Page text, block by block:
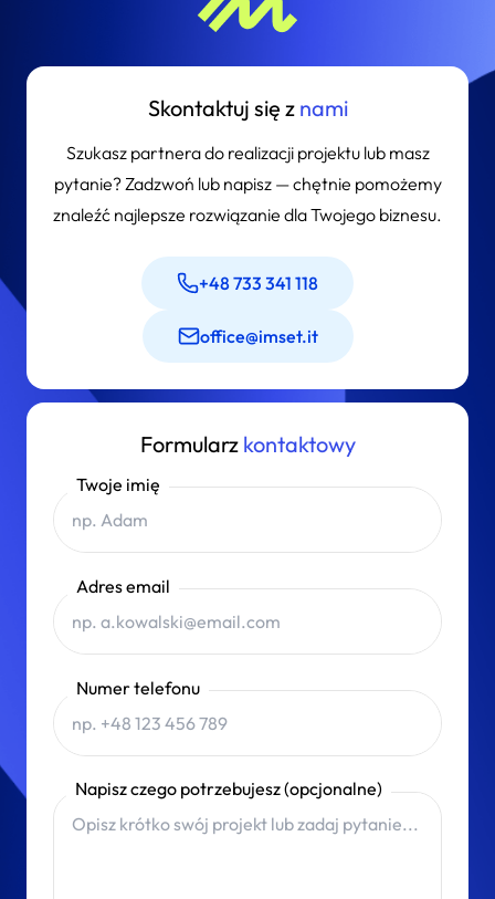
liczby obserwujących i konwersje. Regularnie
efektywność kampanii i dostosować strategię.
Skontaktuj się z nami
Szukasz partnera do realizacji projektu lub masz
pytanie? Zadzwoń lub napisz — chętnie pomożemy
znaleźć najlepsze rozwiązanie dla Twojego biznesu.
+48 733 341 118
office@imset.it
Formularz kontaktowy
Twoje imię
Adres email
Numer telefonu
Napisz czego potrzebujesz (opcjonalne)